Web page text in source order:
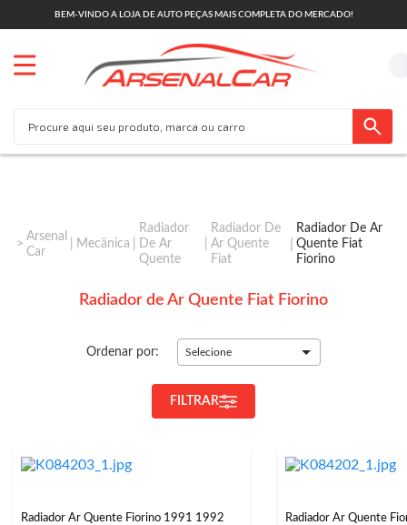
BEM-VINDO A LOJA DE AUTO PEÇAS MAIS COMPLETA DO MERCADO!
Arsenal
Car
Mecânica
Radiador
De Ar
Quente
Radiador De
Ar Quente
Fiat
Radiador De Ar
Quente Fiat
Fiorino
Radiador de Ar Quente Fiat Fiorino
Ordenar por: Selecione
FILTRAR
Radiador Ar Quente Fiorino 1991 1992
Radiador Ar Quente